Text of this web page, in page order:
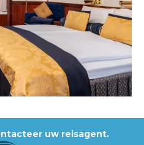
uw reisagent.